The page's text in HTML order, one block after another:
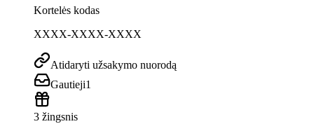
Kortelės kodas
XXXX-XXXX-XXXX
Atidaryti užsakymo nuorodą
Gautieji1
3 žingsnis